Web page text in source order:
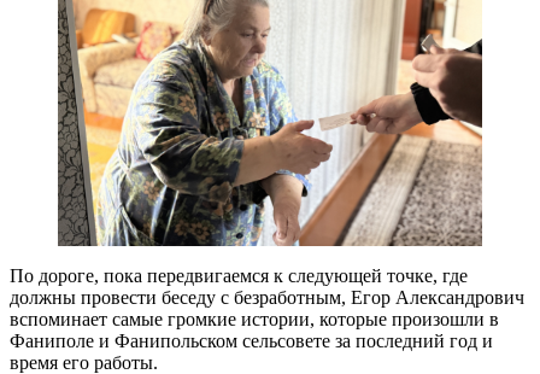
По дороге, пока передвигаемся к следующей точке, где
должны провести беседу с безработным, Егор Александрович
вспоминает самые громкие истории, которые произошли в
Фаниполе и Фанипольском сельсовете за последний год и
время его работы.